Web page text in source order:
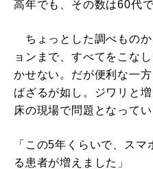
高年でも、その数は60代
ちょっとした調べもの
ョンまで、すべてをこな
かせない。だが便利な一
ばざるが如し。ジワリと
床の現場で問題となってい
「この5年くらいで、スマ
る患者が増えました」